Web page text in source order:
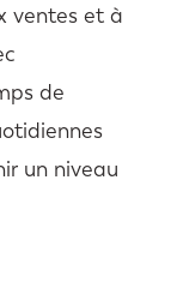
ventes et à
de
un niveau